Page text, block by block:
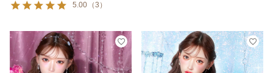
5.00 （3 ）